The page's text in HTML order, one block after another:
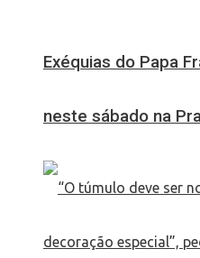
Exéquias do Papa
neste sábado na